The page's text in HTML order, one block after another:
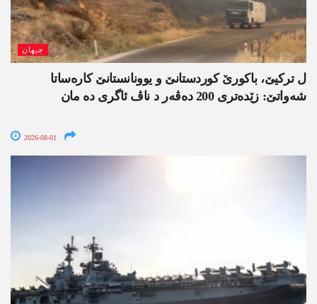
جیھان
ل ترکیێ، باکورێ کوردستانێ و یوونانستانێ کارەساتا
شەواتێ: زێدەتری 200 دەڤەر د ناڤ ئاگری دە مان
2026-08-01